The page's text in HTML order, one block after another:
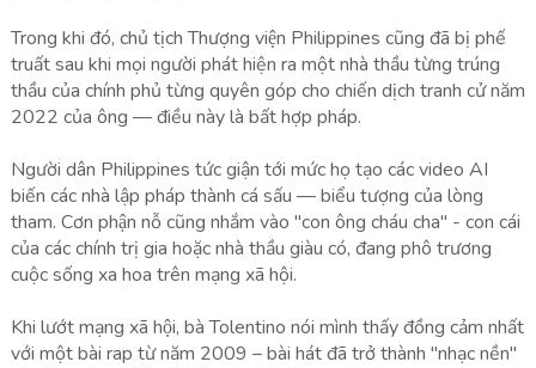
Trong khi đó, chủ tịch Thượng viện Philippines cũng đã bị phế
truất sau khi mọi người phát hiện ra một nhà thầu từng trúng
thầu của chính phủ từng quyên góp cho chiến dịch tranh cử năm
2022 của ông — điều này là bất hợp pháp.
Người dân Philippines tức giận tới mức họ tạo các video AI
biến các nhà lập pháp thành cá sấu — biểu tượng của lòng
tham. Cơn phận nỗ cũng nhắm vào "con ông cháu cha" - con cái
của các chính trị gia hoặc nhà thầu giàu có, đang phô trương
cuộc sống xa hoa trên mạng xã hội.
Khi lướt mạng xã hội, bà Tolentino nói mình thấy đồng cảm nhất
với một bài rap từ năm 2009 – bài hát đã trở thành "nhạc nền"